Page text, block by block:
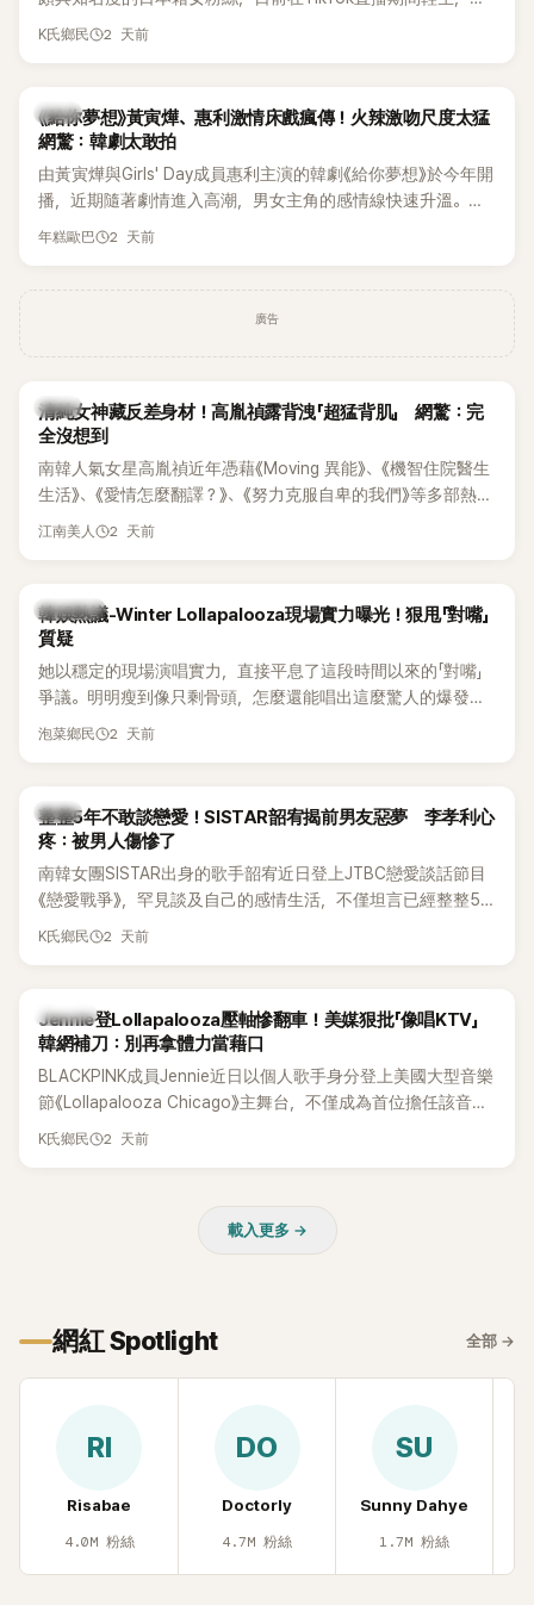
終不幸身亡，消息曝光後震驚韓網，也讓不少粉絲湧入社群平
K氏鄉民 2 天前
韓劇
《給你夢想》黃寅燁、惠利激情床戲瘋傳！火辣激吻尺度太猛
網驚：韓劇太敢拍
由黃寅燁與Girls' Day成員惠利主演的韓劇《給你夢想》於今年開
播，近期隨著劇情進入高潮，男女主角的感情線快速升溫。最
新播出的第8集不僅上演火辣吻戲，更接連出現床戲橋段，讓
年糕歐巴 2 天前
廣告
韓星
清純女神藏反差身材！高胤禎露背洩「超猛背肌」 網驚：完
全沒想到
南韓人氣女星高胤禎近年憑藉《Moving 異能》、《機智住院醫生
生活》、《愛情怎麼翻譯？》、《努力克服自卑的我們》等多部熱門
作品，躍升為韓劇新一代女神代表，不僅演技備受肯定，精緻
細身材下的超狂背肌與肩膀線條，反差感十足，讓不少網友看
傻直呼：「原來她身材這麼猛！」
江南美人 2 天前
熱議討論
韓娛熱議-Winter Lollapalooza現場實力曝光！狠甩「對嘴」
質疑
她以穩定的現場演唱實力，直接平息了這段時間以來的「對嘴」
爭議。明明瘦到像只剩骨頭，怎麼還能唱出這麼驚人的爆發力
和音量？
泡菜鄉民 2 天前
韓星
整整5年不敢談戀愛！SISTAR韶宥揭前男友惡夢 李孝利心
疼：被男人傷慘了
南韓女團SISTAR出身的歌手韶宥近日登上JTBC戀愛談話節目
《戀愛戰爭》，罕見談及自己的感情生活，不僅坦言已經整整5
年沒有談戀愛，更首度透露空窗至今的原因，全與上一段戀情
K氏鄉民 2 天前
K-POP
Jennie登Lollapalooza壓軸慘翻車！美媒狠批「像唱KTV」
韓網補刀：別再拿體力當藉口
BLACKPINK成員Jennie近日以個人歌手身分登上美國大型音樂
節《Lollapalooza Chicago》主舞台，不僅成為首位擔任該音樂
節Headliner（壓軸主秀）的K-POP女SOLO歌手，寫下全新紀
K氏鄉民 2 天前
載入更多 →
網紅 Spotlight 全部 →
RI
Risabae
4.0M 粉絲
DO
Doctorly
4.7M 粉絲
SU
Sunny Dahye
1.7M 粉絲